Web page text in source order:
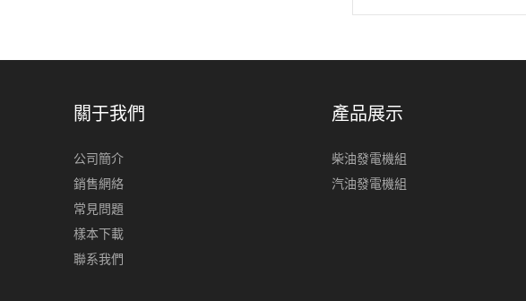
關于我們
公司簡介
銷售網絡
常見問題
樣本下載
聯系我們
產品展示
柴油發電機組
汽油發電機組